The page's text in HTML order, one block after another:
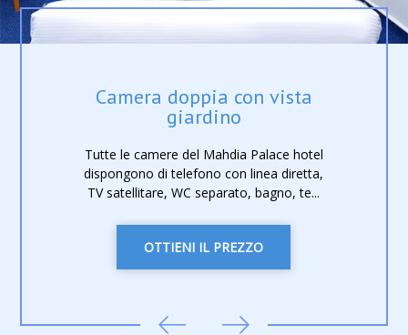
Camera doppia con vista
giardino
Tutte le camere del Mahdia Palace hotel
dispongono di telefono con linea diretta,
TV satellitare, WC separato, bagno, te...
OTTIENI IL PREZZO